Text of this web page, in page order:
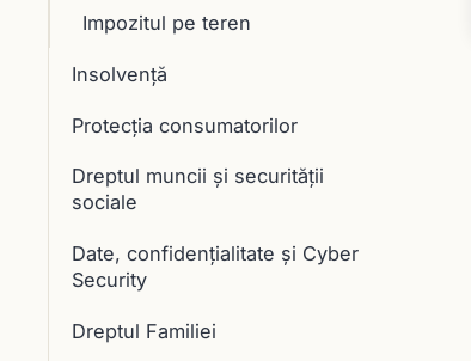
Impozitul pe teren
Insolvență
Protecția consumatorilor
Dreptul muncii și securității
sociale
Date, confidențialitate și Cyber
Security
Dreptul Familiei